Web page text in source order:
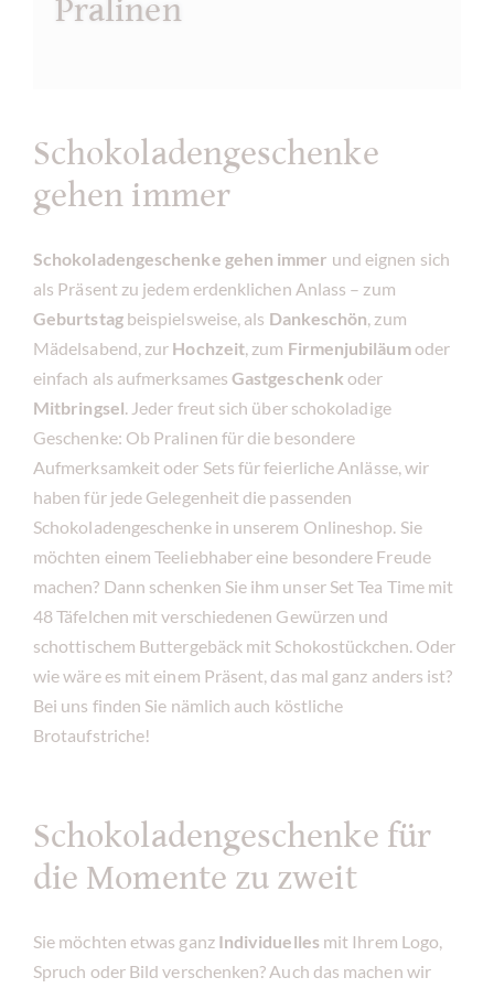
Pralinen
Schokoladengeschenke
gehen immer
Schokoladengeschenke gehen immer und eignen sich
als Präsent zu jedem erdenklichen Anlass – zum
Geburtstagbeispielsweise, als Dankeschön , zum
Mädelsabend, zur Hochzeit , zum Firmenjubiläumoder
einfach als aufmerksamesGastgeschenk oder
Mitbringsel . Jeder freut sich über schokoladige
Geschenke: Ob Pralinen für die besondere
Aufmerksamkeit oder Sets für feierliche Anlässe, wir
haben für jede Gelegenheit die passenden
Schokoladengeschenke in unserem Onlineshop. Sie
möchten einem Teeliebhaber eine besondere Freude
machen? Dann schenken Sie ihm unser Set Tea Time mit
48 Täfelchen mit verschiedenen Gewürzen und
schottischem Buttergebäck mit Schokostückchen. Oder
wie wäre es mit einem Präsent, das mal ganz anders ist?
Bei uns finden Sie nämlich auch köstliche
Brotaufstriche!
Schokoladengeschenke für
die Momente zu zweit
Sie möchten etwas ganz Individuellesmit Ihrem Logo,
Spruch oder Bild verschenken? Auch das machen wir